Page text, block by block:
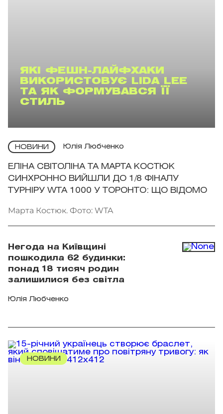
ЯКІ ФЕШН-ЛАЙФХАКИ
ВИКОРИСТОВУЄ LIDA LEE
ТА ЯК ФОРМУВАВСЯ ЇЇ
СТИЛЬ
НОВИНИ Юлія Любченко
ЕЛІНА СВІТОЛІНА ТА МАРТА КОСТЮК
СИНХРОННО ВИЙШЛИ ДО 1/8 ФІНАЛУ
ТУРНІРУ WTA 1000 У ТОРОНТО: ЩО ВІДОМО
Марта Костюк. Фото: WTA
Негода на Київщині
пошкодила 62 будинки:
понад 18 тисяч родин
залишилися без світла
Юлія Любченко
НОВИНИ